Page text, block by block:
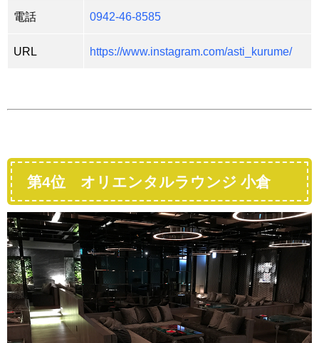
電話 0942-46-8585
URL https://www.instagram.com/asti_kurume/
第4位 オリエンタルラウンジ 小倉